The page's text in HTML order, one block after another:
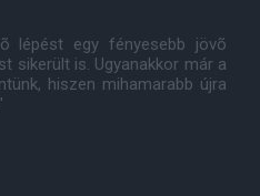
lépést egy fényesebb jövõ
sikerült is. Ugyanakkor már a
hiszen mihamarabb újra